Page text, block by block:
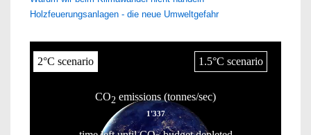
Holzfeuerungsanlagen - die neue Umweltgefahr